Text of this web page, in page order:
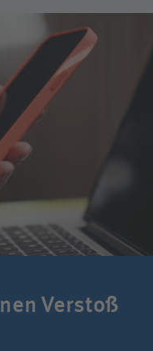
und
dürfen diese nicht
einen
anvertraute
BG Kliniken vor
Verstoß